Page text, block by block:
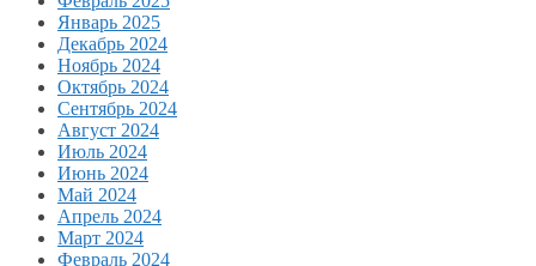
Январь 2025
Декабрь 2024
Ноябрь 2024
Октябрь 2024
Сентябрь 2024
Август 2024
Июль 2024
Июнь 2024
Май 2024
Апрель 2024
Март 2024
Февраль 2024